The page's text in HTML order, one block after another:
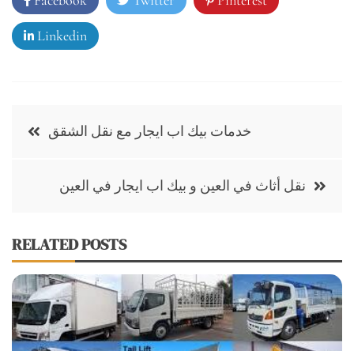
Linkedin
Post
navigation
خدمات بيك اب ايجار مع نقل الشقق
نقل أثاث في العين و بيك اب ايجار في العين
RELATED POSTS